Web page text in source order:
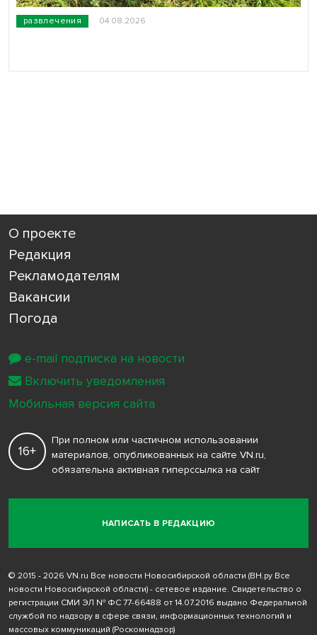
развлечения 04.08.2026
О проекте
Редакция
Рекламодателям
Вакансии
Погода
НАПИСАТЬ В РЕДАКЦИЮ
16+
При полном или частичном использовании
материалов, опубликованных на сайте VN.ru,
обязательна активная гиперссылка на сайт
© 2015 - 2026 VN.ru Все новости Новосибирской области (ВН.ру Все
новости Новосибирской области) - сетевое издание. Свидетельство о
регистрации СМИ ЭЛ № ФС 77-66488 от 14.07.2016 выдано Федеральной
службой по надзору в сфере связи, информационных технологий и
массовых коммуникаций (Роскомнадзор)
e-mail подписка на новости
Включить уведомления
Мобильная версия сайта